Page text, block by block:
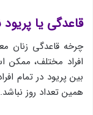
قاعدگی یا
افراد مختلف، ممکن
بین پریود در تمام
همین تعداد روز نباشد.